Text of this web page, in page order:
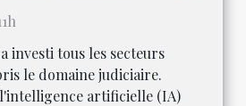
investi tous les secteurs
le domaine judiciaire.
artificielle (IA)